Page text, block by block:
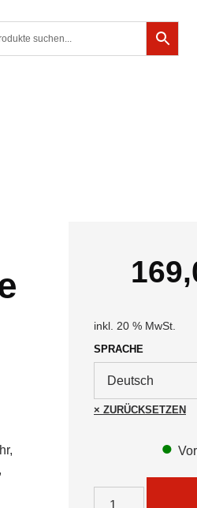
inkl. 20 % MwSt.
SPRACHE
ZURÜCKSETZEN
Zeitgeist - Sprechende Taschenuhr Menge